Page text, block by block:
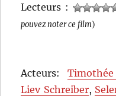
Lecteurs :
pouvez noter ce film)
Acteurs:
Liev Schreiber,